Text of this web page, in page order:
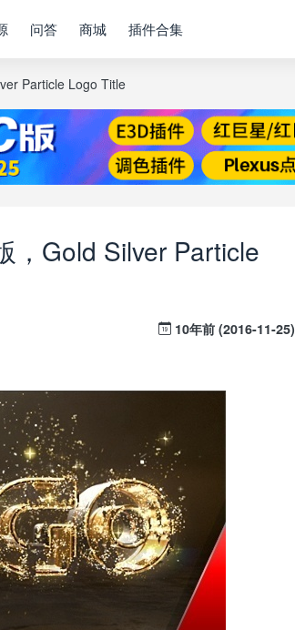
问答 商城 插件合集
Particle Logo Title
，Gold Silver Particle
10年前 (2016-11-25)